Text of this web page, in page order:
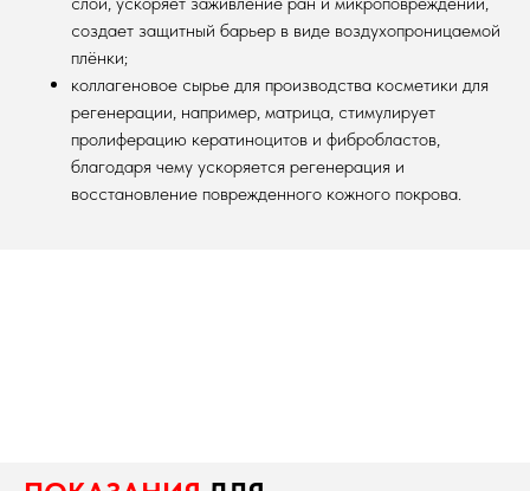
создает защитный барьер в виде воздухопроницаемой
плёнки;
коллагеновое сырье для производства косметики для
регенерации, например, матрица, стимулирует
пролиферацию кератиноцитов и фибробластов,
благодаря чему ускоряется регенерация и
восстановление поврежденного кожного покрова.